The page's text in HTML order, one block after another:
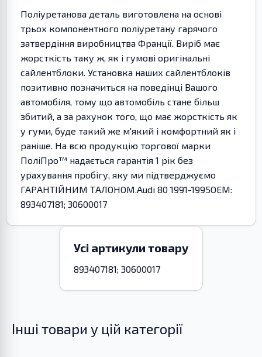
Поліуретанова деталь виготовлена на основі
трьох компонентного поліуретану гарячого
затвердіння виробництва Франції. Виріб має
жорсткість таку ж, як і гумові оригінальні
сайлентблоки. Установка наших сайлентблоків
позитивно позначиться на поведінці Вашого
автомобіля, тому що автомобіль стане більш
збитий, а за рахунок того, що має жорсткість як
у гуми, буде такий же м'який і комфортний як і
раніше. На всю продукцію торгової марки
ПоліПро™ надається гарантія 1 рік без
урахування пробігу, яку ми підтверджуємо
ГАРАНТІЙНИМ ТАЛОНОМ.Audi 80 1991-1995OEM:
893407181; 30600017
Усі артикули товару
893407181; 30600017
Інші товари у цій категорії